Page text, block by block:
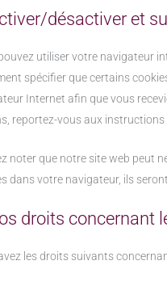
désactiver et
utiliser votre navigateur
spécifier que certains
Internet afin que vous
reportez-vous aux instructions
noter que notre site web peut
dans votre navigateur, ils
droits concernant
les droits suivants